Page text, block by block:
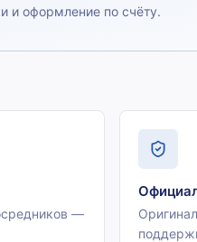
и оформление по счёту.
—